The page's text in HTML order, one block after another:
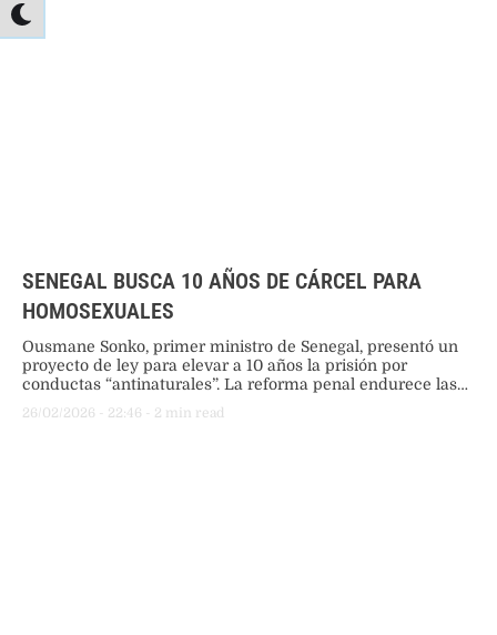
SENEGAL BUSCA 10 AÑOS DE CÁRCEL PARA
HOMOSEXUALES
Ousmane Sonko, primer ministro de Senegal, presentó un
proyecto de ley para elevar a 10 años la prisión por
conductas “antinaturales”. La reforma penal endurece las
comunidad LGBT en el país.
26/02/2026 - 22:46 - 2 min read